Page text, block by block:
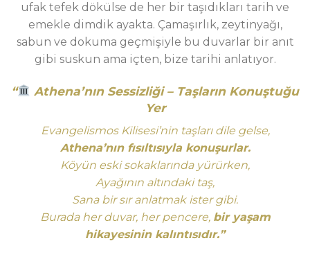
ufak tefek dökülse de her bir taşıdıkları tarih ve
emekle dimdik ayakta. Çamaşırlık, zeytinyağı,
sabun ve dokuma geçmişiyle bu duvarlar bir anıt
gibi suskun ama içten, bize tarihi anlatıyor.
“
Athena’nın Sessizliği – Taşların Konuştuğu
Yer
Evangelismos Kilisesi’nin taşları dile gelse,
Athena’nın fısıltısıyla konuşurlar.
Köyün eski sokaklarında yürürken,
Ayağının altındaki taş,
Sana bir sır anlatmak ister gibi.
Burada her duvar, her pencere, bir yaşam
hikayesinin kalıntısıdır.”